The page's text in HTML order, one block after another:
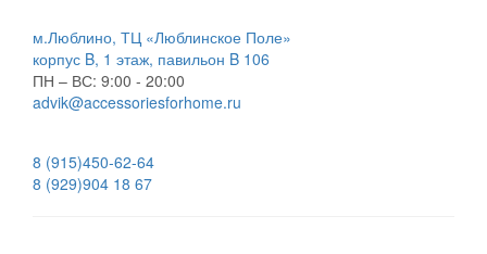
м.Люблино, ТЦ «Люблинское Поле»
корпус B, 1 этаж, павильон B 106
ПН – ВС: 9:00 - 20:00
advik@accessoriesforhome.ru
8 (915)450-62-64
8 (929)904 18 67